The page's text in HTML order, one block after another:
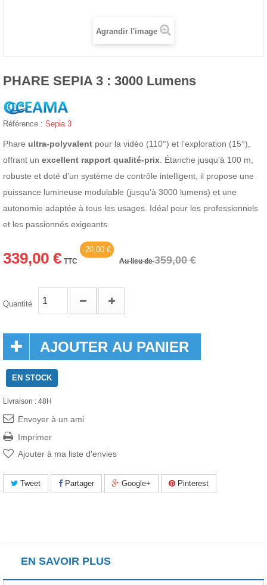
Agrandir l'image
PHARE SEPIA 3 : 3000 Lumens
Référence : Sepia 3
Phare ultra-polyvalent pour la vidéo (110°) et l’exploration (15°),
offrant un excellent rapport qualité-prix . Étanche jusqu’à 100 m,
robuste et doté d’un système de contrôle intelligent, il propose une
puissance lumineuse modulable (jusqu’à 3000 lumens) et une
autonomie adaptée à tous les usages. Idéal pour les professionnels
et les passionnés exigeants.
339,00 € TTC
-20,00 €
Au lieu de359,00 €
Quantité
AJOUTER AU PANIER
EN STOCK
Livraison : 48H
Envoyer à un ami
Imprimer
Ajouter à ma liste d'envies
Tweet Partager Google+ Pinterest
EN SAVOIR PLUS